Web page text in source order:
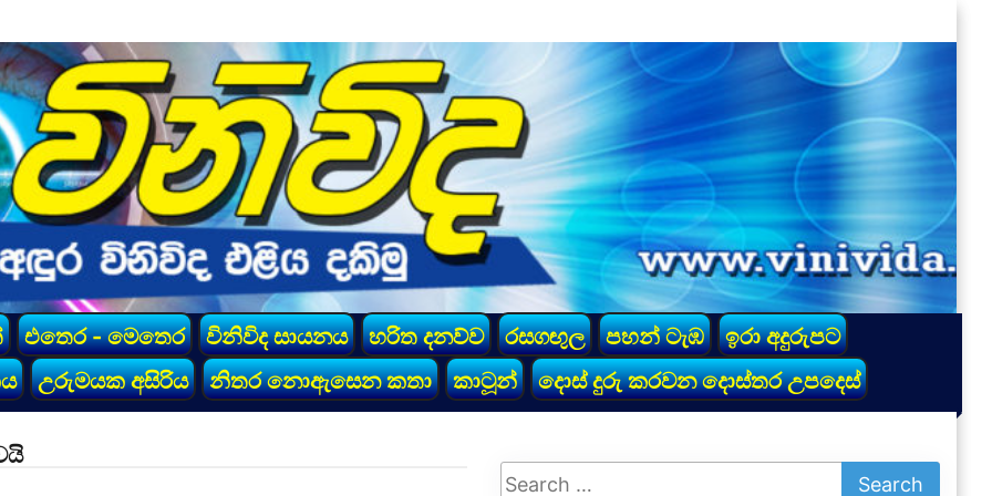
එතෙර - මෙතෙර විනිවිද සායනය හරිත දනව්ව රසගඟුල පහන් ටැඹ
ඉරා අදුරුපට
උරුමයක අසිරිය නිතර නොඇසෙන කතා කාටූන් දොස් දුරු කරවන දොස්තර උපදෙස්